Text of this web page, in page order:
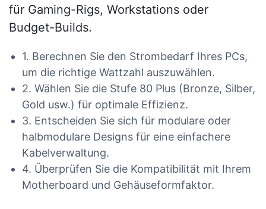
für Gaming-Rigs, Workstations oder
Budget-Builds.
1. Berechnen Sie den Strombedarf Ihres PCs,
um die richtige Wattzahl auszuwählen.
2. Wählen Sie die Stufe 80 Plus (Bronze, Silber,
Gold usw.) für optimale Effizienz.
3. Entscheiden Sie sich für modulare oder
halbmodulare Designs für eine einfachere
Kabelverwaltung.
4. Überprüfen Sie die Kompatibilität mit Ihrem
Motherboard und Gehäuseformfaktor.